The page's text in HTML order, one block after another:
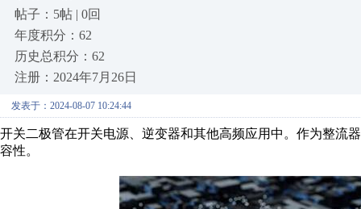
帖子：5帖 | 0回
年度积分：62
历史总积分：62
注册：2024年7月26日
发表于：2024-08-07 10:24:44
开关二极管在开关电源、逆变器和其他高频应用中。作为整流
容性。